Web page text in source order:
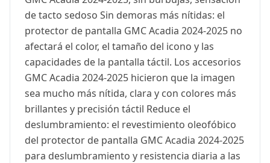
de tacto sedoso Sin demoras más nítidas: el
protector de pantalla GMC Acadia 2024-2025 no
afectará el color, el tamaño del icono y las
capacidades de la pantalla táctil. Los accesorios
GMC Acadia 2024-2025 hicieron que la imagen
sea mucho más nítida, clara y con colores más
brillantes y precisión táctil Reduce el
deslumbramiento: el revestimiento oleofóbico
del protector de pantalla GMC Acadia 2024-2025
para deslumbramiento y resistencia diaria a las